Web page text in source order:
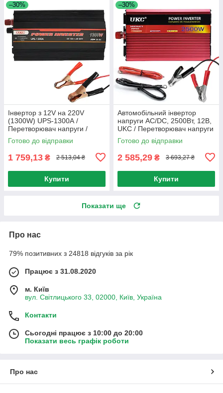
–30%
Інвертор з 12V на 220V
(1300W) UPS-1300А /
Перетворювач напруги /
Автомобільний інвертор
Готово до відправки
1 759,13 ₴ 2 513,04 ₴
Купити
–30%
Автомобільний інвертор
напруги AC/DC, 2500Вт, 12В,
UKC / Перетворювач напруги
/ Автоінвертор
Готово до відправки
2 585,29 ₴ 3 693,27 ₴
Купити
Показати ще
Про нас
79% позитивних з 24818 відгуків за рік
Працює з 31.08.2020
м. Київ
вул. Світлицького 33, 02000, Київ, Україна
Контакти
Сьогодні працює з 10:00 до 20:00
Показати весь графік роботи
Про нас